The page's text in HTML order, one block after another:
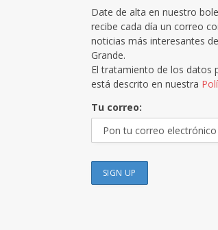
Date de alta en nuestro
recibe cada día un correo
noticias más interesantes
Grande.
El tratamiento de los datos
está descrito en nuestra
Tu correo: